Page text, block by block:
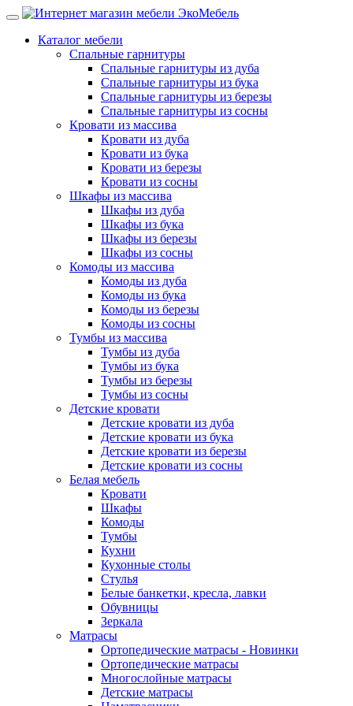
Каталог мебели
Спальные гарнитуры
Спальные гарнитуры из дуба
Спальные гарнитуры из бука
Спальные гарнитуры из березы
Спальные гарнитуры из сосны
Кровати из массива
Кровати из дуба
Кровати из бука
Кровати из березы
Кровати из сосны
Шкафы из массива
Шкафы из дуба
Шкафы из бука
Шкафы из березы
Шкафы из сосны
Комоды из массива
Комоды из дуба
Комоды из бука
Комоды из березы
Комоды из сосны
Тумбы из массива
Тумбы из дуба
Тумбы из бука
Тумбы из березы
Тумбы из сосны
Детские кровати
Детские кровати из дуба
Детские кровати из бука
Детские кровати из березы
Детские кровати из сосны
Белая мебель
Кровати
Шкафы
Комоды
Тумбы
Кухни
Кухонные столы
Стулья
Белые банкетки, кресла, лавки
Обувницы
Зеркала
Матрасы
Ортопедические матрасы - Новинки
Ортопедические матрасы
Многослойные матрасы
Детские матрасы